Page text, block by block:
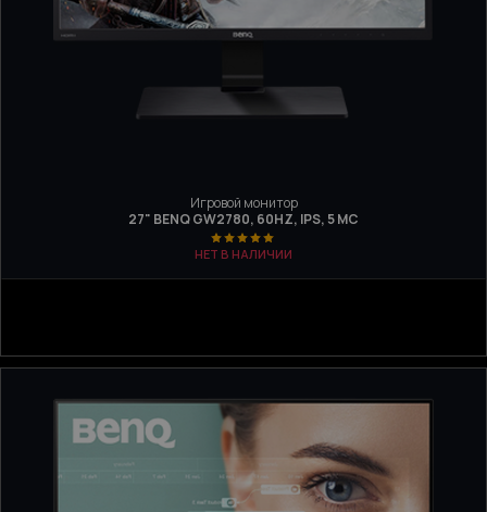
Игровой монитор
27" BENQ GW2780, 60HZ, IPS, 5 МС
НЕТ В НАЛИЧИИ